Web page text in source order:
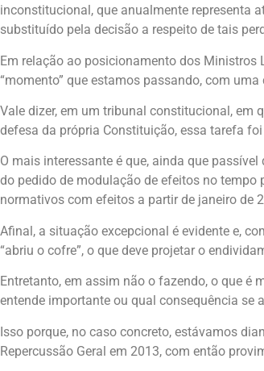
inconstitucional, que anualmente representa
substituído pela decisão a respeito de tais
Em relação ao posicionamento dos Ministros
“momento” que estamos passando, com
Vale dizer, em um tribunal constitucional, em
defesa da própria Constituição, essa tarefa
O mais interessante é que, ainda que
do pedido de modulação de efeitos no tempo
normativos com efeitos a partir de janeiro de
Afinal, a situação excepcional é evidente e,
“abriu o cofre”, o que deve projetar o
Entretanto, em assim não o fazendo, o que
entende importante ou qual consequência se
Isso porque, no caso concreto, estávamos
Repercussão Geral em 2013, com então